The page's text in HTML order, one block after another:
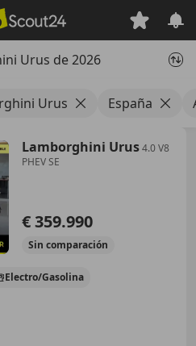
Urus de 2026
Urus España
Lamborghini Urus4.0 V8
PHEV SE
€ 359.990
Sin comparación
Electro/Gasolina